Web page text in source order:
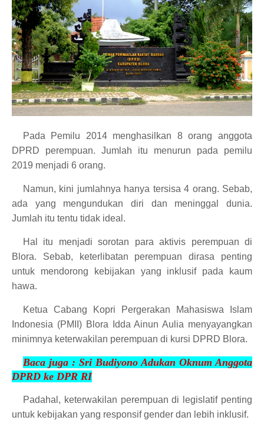
Pada Pemilu 2014 menghasilkan 8 orang anggota
DPRD perempuan. Jumlah itu menurun pada pemilu
2019 menjadi 6 orang.
Namun, kini jumlahnya hanya tersisa 4 orang. Sebab,
ada yang mengundukan diri dan meninggal dunia.
Jumlah itu tentu tidak ideal.
Hal itu menjadi sorotan para aktivis perempuan di
Blora. Sebab, keterlibatan perempuan dirasa penting
untuk mendorong kebijakan yang inklusif pada kaum
hawa.
Ketua Cabang Kopri Pergerakan Mahasiswa Islam
Indonesia (PMII) Blora Idda Ainun Aulia menyayangkan
minimnya keterwakilan perempuan di kursi DPRD Blora.
Baca juga : Sri Budiyono Adukan Oknum Anggota
DPRD ke DPR RI
Padahal, keterwakilan perempuan di legislatif penting
untuk kebijakan yang responsif gender dan lebih inklusif.